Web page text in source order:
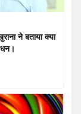
ने बताया क्या